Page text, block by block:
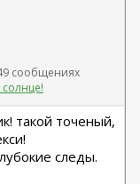
сообщениях
такой точеный,
следы.